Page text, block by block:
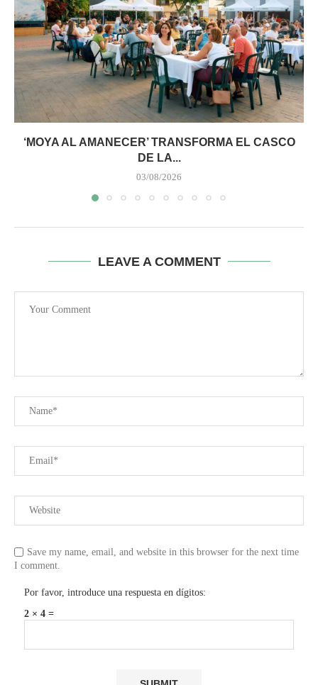
‘MOYA AL AMANECER’ TRANSFORMA EL CASCO
DE LA...
03/08/2026
LEAVE A COMMENT
Save my name, email, and website in this browser for the next time
I comment.
Por favor, introduce una respuesta en dígitos:
2 × 4 =